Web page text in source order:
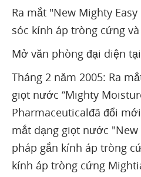
Ra mắt "New Mighty
sóc kính áp tròng cứng và
Mở văn phòng đại diện
Tháng 2 năm 2005: Ra
giọt nước “Mighty
Pharmaceuticalđã đổi
mắt dạng giọt nước "New
pháp gắn kính áp tròng
kính áp tròng cứng